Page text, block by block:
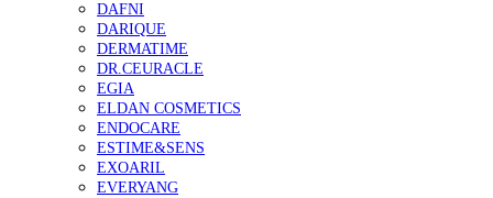
DAFNI
DARIQUE
DERMATIME
DR.CEURACLE
EGIA
ELDAN COSMETICS
ENDOCARE
ESTIME&SENS
EXOARIL
EVERYANG